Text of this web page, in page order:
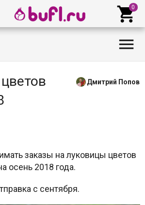


Дмитрий Попов
заказы на луковицы цветов
осень 2018 года.
с сентября.